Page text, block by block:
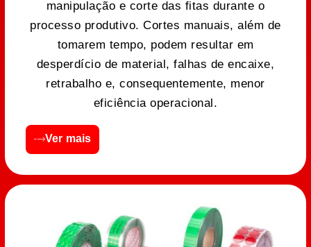
manipulação e corte das fitas durante o
processo produtivo. Cortes manuais, além de
tomarem tempo, podem resultar em
desperdício de material, falhas de encaixe,
retrabalho e, consequentemente, menor
eficiência operacional.
Ver mais